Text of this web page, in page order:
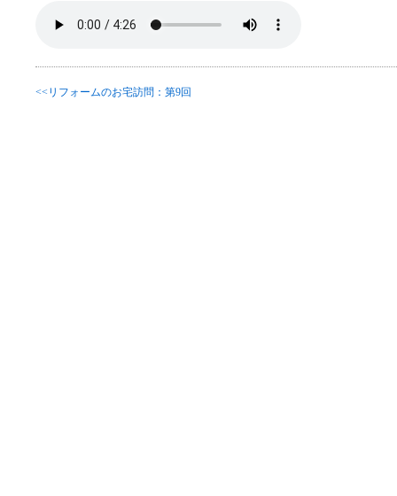
<<リフォームのお宅訪問：第9回